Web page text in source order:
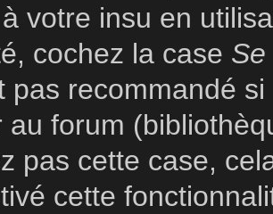
votre insu en
cochez la case
pas recommandé
au forum
pas cette case,
cette